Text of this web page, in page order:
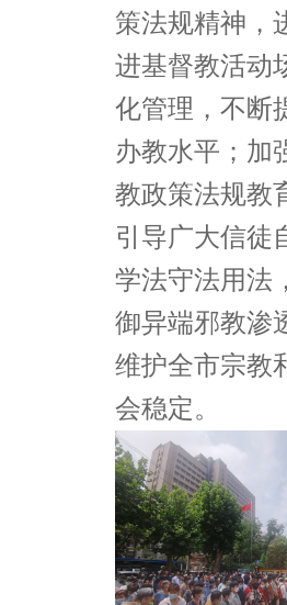
策法规精神，
进基督教活动
化管理，不断
办教水平；加
教政策法规教
引导广大信徒
学法守法用法
御异端邪教渗
维护全市宗教
会稳定。